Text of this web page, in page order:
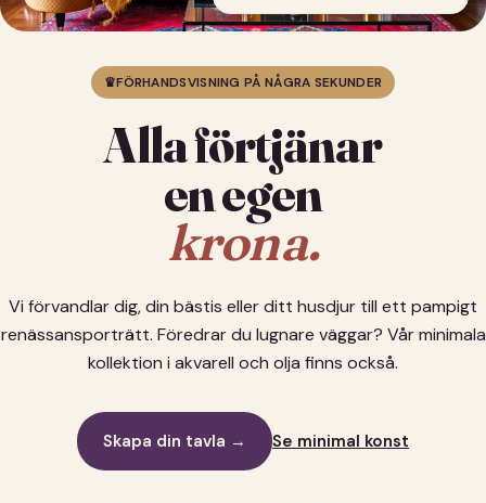
♛FÖRHANDSVISNING PÅ NÅGRA SEKUNDER
Alla förtjänar
en egen
krona.
Vi förvandlar dig, din bästis eller ditt husdjur till ett pampigt
renässansporträtt. Föredrar du lugnare väggar? Vår minimala
kollektion i akvarell och olja finns också.
Skapa din tavla → Se minimal konst